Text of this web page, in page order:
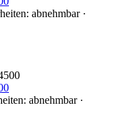
abnehmbar ·
abnehmbar ·